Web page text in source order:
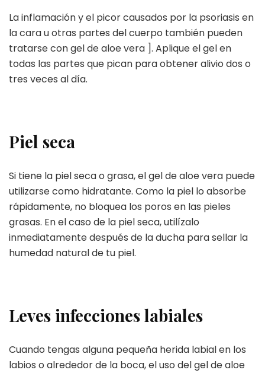
La inflamación y el picor causados por la psoriasis en
la cara u otras partes del cuerpo también pueden
tratarse con gel de aloe vera ]. Aplique el gel en
todas las partes que pican para obtener alivio dos o
tres veces al día.
Piel seca
Si tiene la piel seca o grasa, el gel de aloe vera puede
utilizarse como hidratante. Como la piel lo absorbe
rápidamente, no bloquea los poros en las pieles
grasas. En el caso de la piel seca, utilízalo
inmediatamente después de la ducha para sellar la
humedad natural de tu piel.
Leves infecciones labiales
Cuando tengas alguna pequeña herida labial en los
labios o alrededor de la boca, el uso del gel de aloe